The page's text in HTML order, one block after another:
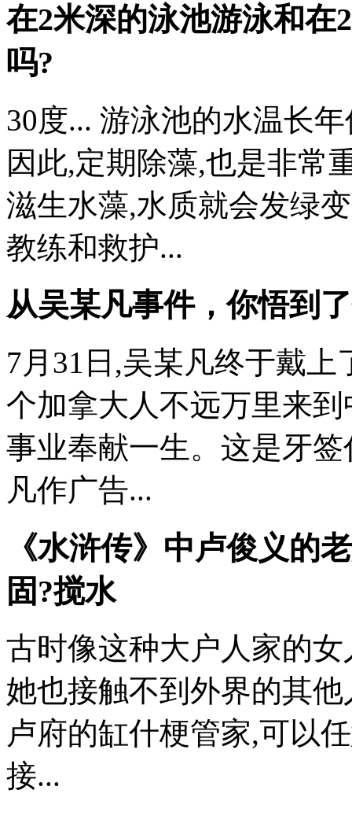
在2米深的泳池游泳和在
吗?
30度... 游泳池的水温长
因此,定期除藻,也是非常
滋生水藻,水质就会发绿
教练和救护...
从吴某凡事件，你悟到
7月31日,吴某凡终于戴
个加拿大人不远万里来
事业奉献一生。这是牙
凡作广告...
《水浒传》中卢俊义的
固?搅水
古时像这种大户人家的
她也接触不到外界的其
卢府的缸什梗管家,可以
接...